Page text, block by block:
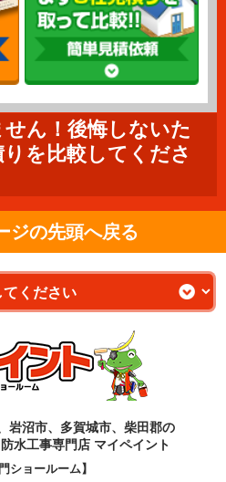
ん！後悔しないた
を比較してくださ
ジの先頭へ戻る
岩沼市、多賀城市、柴田郡の
水工事専門店 マイペイント
ショールーム】